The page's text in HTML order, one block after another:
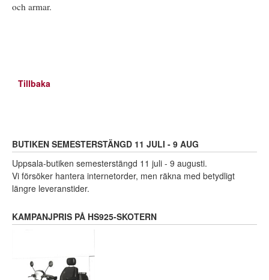
och armar.
Tillbaka
BUTIKEN SEMESTERSTÄNGD 11 JULI - 9 AUG
Uppsala-butiken semesterstängd 11 juli - 9 augusti.
Vi försöker hantera internetorder, men räkna med betydligt
längre leveranstider.
KAMPANJPRIS PÅ HS925-SKOTERN